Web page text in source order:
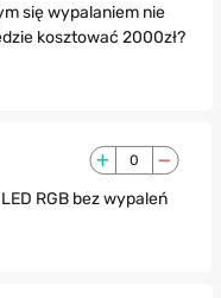
się wypalaniem nie
kosztować 2000zł?
0
RGB bez wypaleń